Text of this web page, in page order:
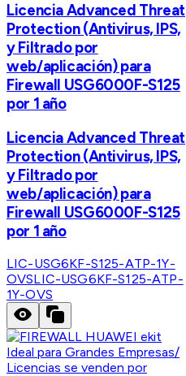
Licencia Advanced Threat
Protection (Antivirus, IPS,
y Filtrado por
web/aplicación) para
Firewall USG6000F-S125
por 1 año
Licencia Advanced Threat
Protection (Antivirus, IPS,
y Filtrado por
web/aplicación) para
Firewall USG6000F-S125
por 1 año
LIC-USG6KF-S125-ATP-1Y-
OVSLIC-USG6KF-S125-ATP-
1Y-OVS